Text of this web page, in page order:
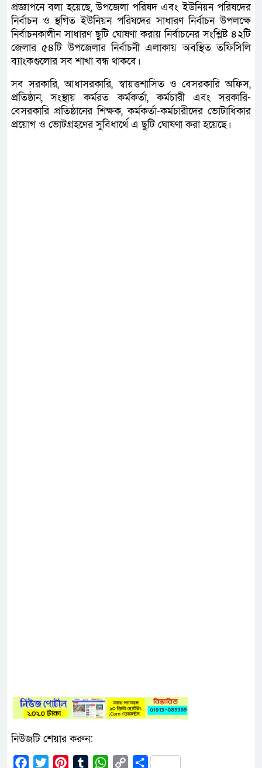
প্রজ্ঞাপনে বলা হয়েছে, উপজেলা পরিষদ এবং ইউনিয়ন পরিষদের
নির্বাচন ও স্থগিত ইউনিয়ন পরিষদের সাধারণ নির্বাচন উপলক্ষে
নির্বাচনকালীন সাধারণ ছুটি ঘোষণা করায় নির্বাচনের সংশ্লিষ্ট ৪২টি
জেলার ৫৪টি উপজেলার নির্বাচনী এলাকায় অবস্থিত তফিসিলি
ব্যাংকগুলোর সব শাখা বন্ধ থাকবে।
সব সরকারি, আধাসরকারি, স্বায়ত্তশাসিত ও বেসরকারি অফিস,
প্রতিষ্ঠান, সংস্থায় কর্মরত কর্মকর্তা, কর্মচারী এবং সরকারি-
বেসরকারি প্রতিষ্ঠানের শিক্ষক, কর্মকর্তা-কর্মচারীদের ভোটাধিকার
প্রয়োগ ও ভোটগ্রহণের সুবিধার্থে এ ছুটি ঘোষণা করা হয়েছে।
নিউজটি শেয়ার করুন:
Facebook
Twitter PinterestTumblrWhatsApp
CopyShare